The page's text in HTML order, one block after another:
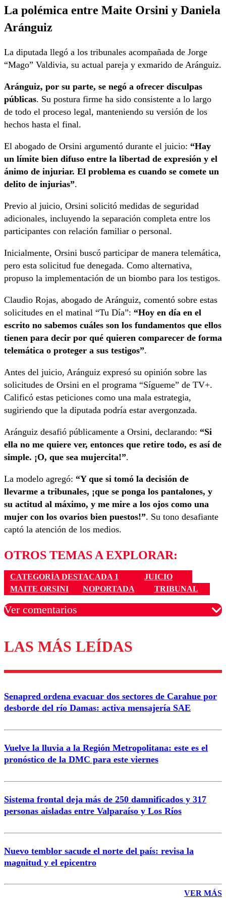
La polémica entre Maite Orsini y Daniela
Aránguiz
La diputada llegó a los tribunales acompañada de Jorge
“Mago” Valdivia, su actual pareja y exmarido de Aránguiz.
Aránguiz, por su parte, se negó a ofrecer disculpas
públicas. Su postura firme ha sido consistente a lo largo
de todo el proceso legal, manteniendo su versión de los
hechos hasta el final.
El abogado de Orsini argumentó durante el juicio: “Hay
un límite bien difuso entre la libertad de expresión y el
ánimo de injuriar. El problema es cuando se comete un
delito de injurias”.
Previo al juicio, Orsini solicitó medidas de seguridad
adicionales, incluyendo la separación completa entre los
participantes con relación familiar o personal.
Inicialmente, Orsini buscó participar de manera telemática,
pero esta solicitud fue denegada. Como alternativa,
propuso la implementación de un biombo para los testigos.
Claudio Rojas, abogado de Aránguiz, comentó sobre estas
solicitudes en el matinal “Tu Día”: “Hoy en día en el
escrito no sabemos cuáles son los fundamentos que ellos
tienen para decir por qué quieren comparecer de forma
telemática o proteger a sus testigos”.
Antes del juicio, Aránguiz expresó su opinión sobre las
solicitudes de Orsini en el programa “Sígueme” de TV+.
Calificó estas peticiones como una mala estrategia,
sugiriendo que la diputada podría estar avergonzada.
Aránguiz desafió públicamente a Orsini, declarando: “Si
ella no me quiere ver, entonces que retire todo, es así de
simple. ¡O, que sea mujercita!”.
La modelo agregó: “Y que si tomó la decisión de
llevarme a tribunales, ¡que se ponga los pantalones, y
su actitud al máximo, y me mire a los ojos como una
mujer con los ovarios bien puestos!”. Su tono desafiante
captó la atención de los medios.
OTROS TEMAS A EXPLORAR:
CATEGORÍA DESTACADA 1
JUICIO
MAITE ORSINI
NOPORTADA TRIBUNAL
Ver comentarios
Los comentarios son moderados para garantizar un
diálogo respetuoso.
Correo
Enviar comentario
LAS MÁS LEÍDAS
Senapred ordena evacuar dos sectores de Carahue por
desborde del río Damas: activa mensajería SAE
Vuelve la lluvia a la Región Metropolitana: este es el
pronóstico de la DMC para este viernes
Sistema frontal deja más de 250 damnificados y 317
personas aisladas entre Valparaíso y Los Ríos
Nuevo temblor sacude el norte del país: revisa la
magnitud y el epicentro
VER MÁS